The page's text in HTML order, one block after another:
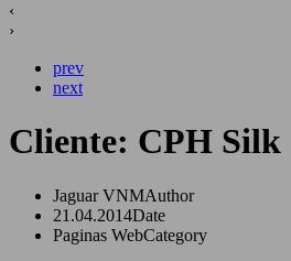
‹
›
prev
next
Cliente: CPH Silk
Jaguar VNMAuthor
21.04.2014Date
Paginas WebCategory